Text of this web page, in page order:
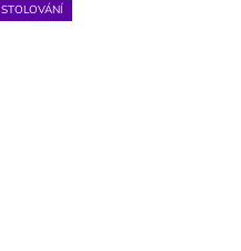
STOLOVÁNÍ